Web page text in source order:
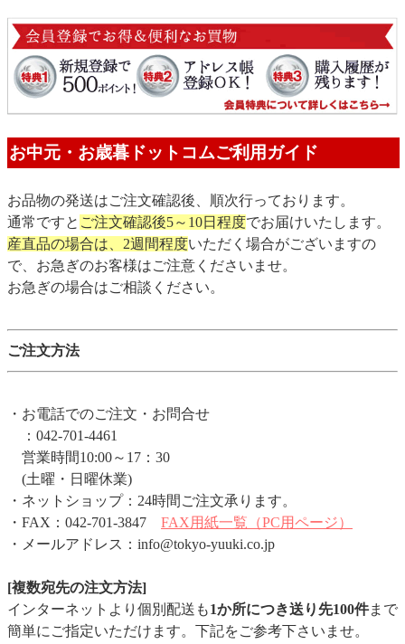
お中元・お歳暮ドットコムご利用ガイド
お品物の発送はご注文確認後、順次行っております。
通常ですと ご注文確認後5～10日程度でお届けいたします。
産直品の場合は、2週間程度いただく場合がございますの
で、お急ぎのお客様はご注意くださいませ。
お急ぎの場合はご相談ください。
ご注文方法
・お電話でのご注文・お問合せ
：042-701-4461
営業時間10:00～17：30
(土曜・日曜休業)
・ネットショップ：24時間ご注文承ります。
・FAX：042-701-3847 FAX用紙一覧（PC用ページ）
・メールアドレス：info@tokyo-yuuki.co.jp
[複数宛先の注文方法]
インターネットより個別配送も1か所につき送り先100件まで
簡単にご指定いただけます。下記をご参考下さいませ。